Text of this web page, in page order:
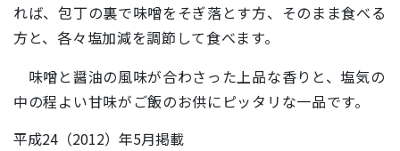
れば、包丁の裏で味噌をそぎ落とす方、そのまま食べる
方と、各々塩加減を調節して食べます。
味噌と醤油の風味が合わさった上品な香りと、塩気の
中の程よい甘味がご飯のお供にピッタリな一品です。
平成24（2012）年5月掲載